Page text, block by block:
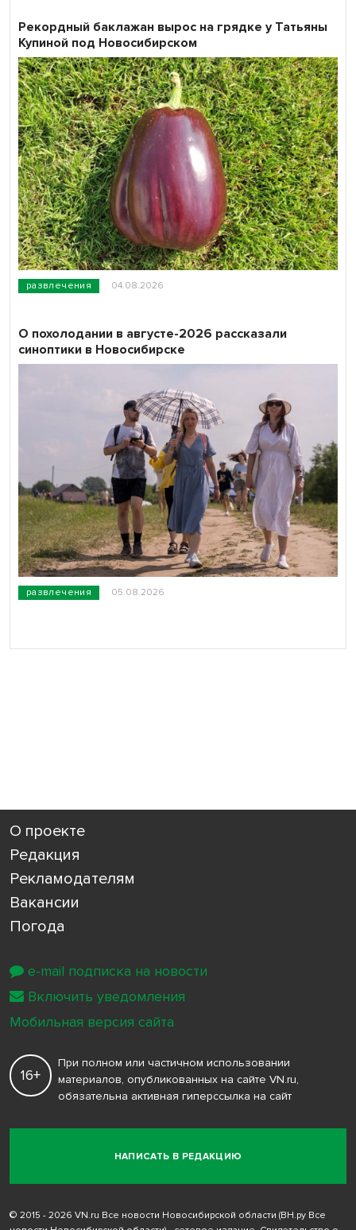
развлечения 04.08.2026
Рекордный баклажан вырос на грядке у Татьяны
Купиной под Новосибирском
развлечения 05.08.2026
О похолодании в августе-2026 рассказали
синоптики в Новосибирске
О проекте
Редакция
Рекламодателям
Вакансии
Погода
НАПИСАТЬ В РЕДАКЦИЮ
16+
При полном или частичном использовании
материалов, опубликованных на сайте VN.ru,
обязательна активная гиперссылка на сайт
© 2015 - 2026 VN.ru Все новости Новосибирской области (ВН.ру Все
e-mail подписка на новости
Включить уведомления
Мобильная версия сайта